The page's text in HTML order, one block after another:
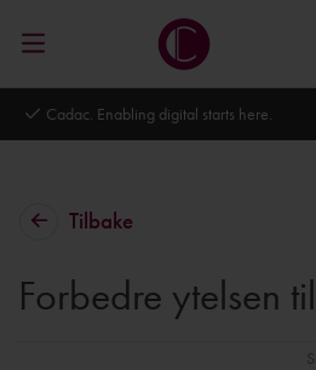
Autodesk Platinum Partner
Tilbake
Forbedre ytelsen